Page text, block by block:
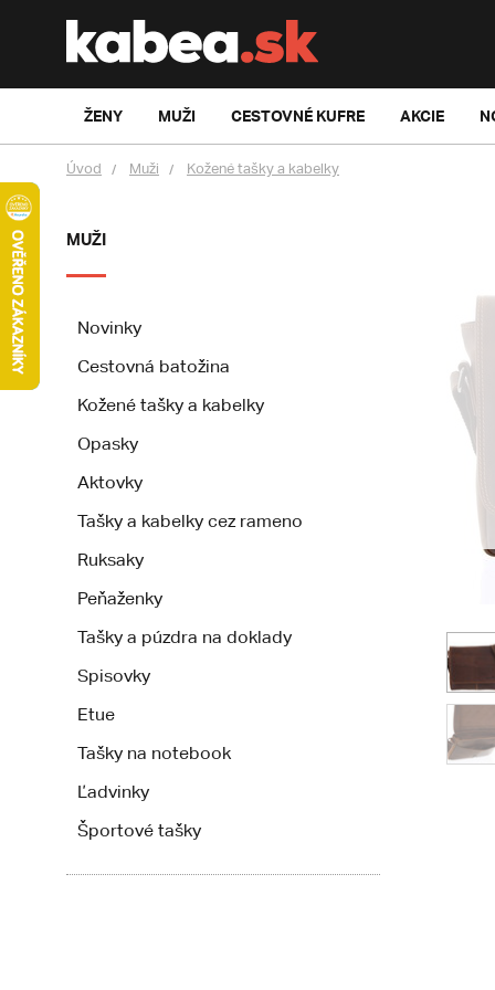
ŽENY MUŽI CESTOVNÉ KUFRE AKCIE
Úvod Muži Kožené tašky a kabelky
MUŽI
Novinky
Cestovná batožina
Kožené tašky a kabelky
Opasky
Aktovky
Tašky a kabelky cez rameno
Ruksaky
Peňaženky
Tašky a púzdra na doklady
Spisovky
Etue
Tašky na notebook
Ľadvinky
Športové tašky